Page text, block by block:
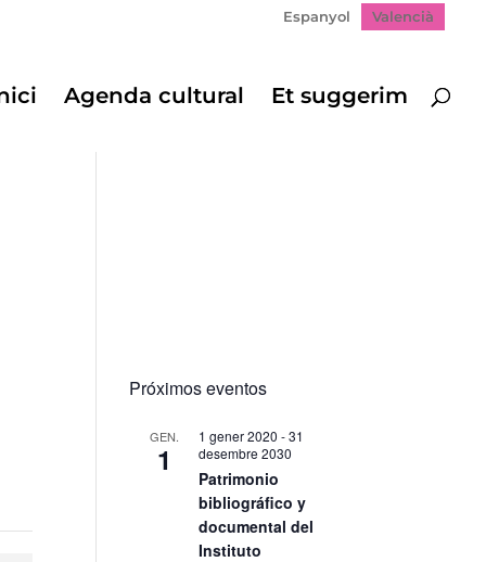
Espanyol Valencià
Agenda cultural Et suggerim
Próximos eventos
GEN.
1
1 gener 2020 -31
desembre 2030
Patrimonio
bibliográfico y
documental del
Instituto